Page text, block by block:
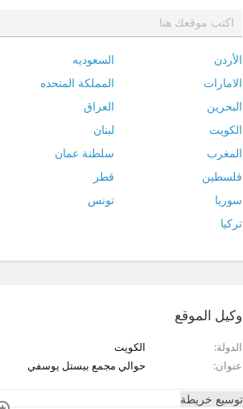
الأردن
السعوديه
الامارات
المملكة المتحده
البحرين
العراق
الكويت
لبنان
المغرب
سلطنة عمان
فلسطين
قطر
سوريا
تونس
تركيا
وكيل الموقع
الدولة
الكويت
عنوان
حوالي مجمع بيستل يوسفي